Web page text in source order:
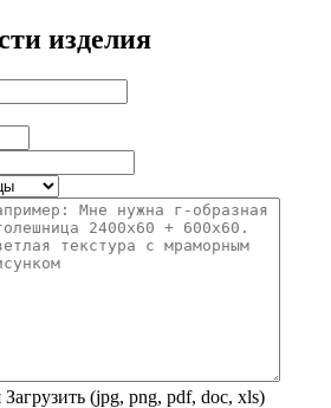
изделия
Загрузить (jpg, png, pdf, doc, xls)